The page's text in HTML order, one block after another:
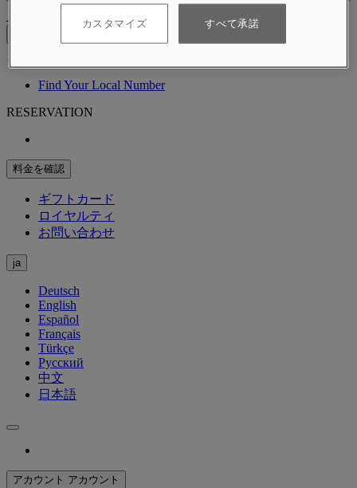
コンシェルジュ
Find Your Local Number
RESERVATION
料金を確認
ギフトカード
ロイヤルティ
お問い合わせ
ja
Deutsch
English
Español
Français
Türkçe
Русский
中文
日本語
アカウント アカウント
カスタマイズ すべて承諾